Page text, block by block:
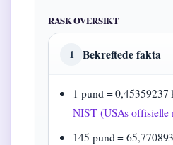
RASK OVERSIKT
1 Bekreftede fakta
1 pund = 0,45359237
NIST (USAs offisielle
145 pund =